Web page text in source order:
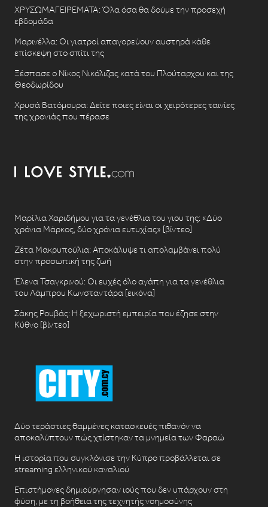
ΧΡΥΣΩΜΑΓΕΙΡΕΜΑΤΑ: Όλα όσα θα δούμε την προσεχή
εβδομάδα
Μαρινέλλα: Οι γιατροί απαγορεύουν αυστηρά κάθε
επίσκεψη στο σπίτι της
Ξέσπασε ο Νίκος Νικόλιζας κατά του Πλούταρχου και της
Θεοδωρίδου
Χρυσά Βατόμουρα: Δείτε ποιες είναι οι χειρότερες ταινίες
της χρονιάς που πέρασε
Μαρίλια Χαριδήμου για τα γενέθλια του γιου της: «Δύο
χρόνια Μάρκος, δύο χρόνια ευτυχίας» [βίντεο]
Ζέτα Μακρυπούλια: Αποκάλυψε τι απολαμβάνει πολύ
στην προσωπική της ζωή
Έλενα Τσαγκρινού: Οι ευχές όλο αγάπη για τα γενέθλια
του Λάμπρου Κωνσταντάρα [εικόνα]
Σάκης Ρουβάς: Η ξεχωριστή εμπειρία που έζησε στην
Κύθνο [βίντεο]
Δύο τεράστιες θαμμένες κατασκευές πιθανόν να
αποκαλύπτουν πώς χτίστηκαν τα μνημεία των Φαραώ
Η ιστορία που συγκλόνισε την Κύπρο προβάλλεται σε
streaming ελληνικού καναλιού
Επιστήμονες δημιούργησαν ιούς που δεν υπάρχουν στη
φύση, με τη βοήθεια της τεχνητής νοημοσύνης